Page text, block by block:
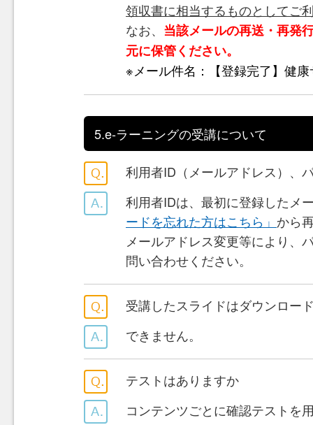
領収書に相当するものとしてご
なお、 当該メールの再送・再発
元に保管ください。
※メール件名：【登録完了】健
5.e-ラーニングの受講について
利用者ID（メールアドレス）、
利用者IDは、最初に登録したメ
ードを忘れた方はこちら」 から
メールアドレス変更等により、
問い合わせください。
受講したスライドはダウンロー
できません。
テストはありますか
コンテンツごとに確認テストを